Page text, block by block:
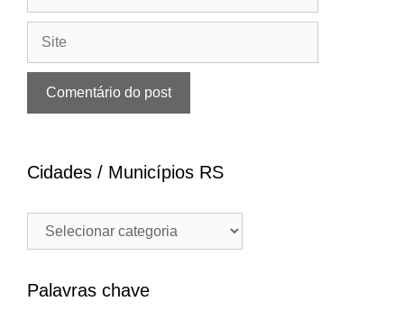
Cidades / Municípios RS
Cidades
Municípios
Palavras chave